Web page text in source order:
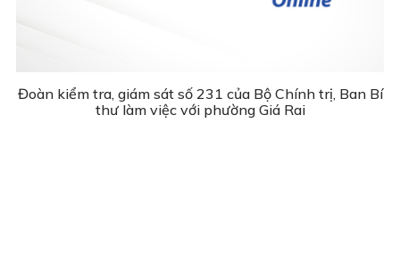
Đoàn kiểm tra, giám sát số 231 của Bộ Chính trị, Ban Bí
thư làm việc với phường Giá Rai